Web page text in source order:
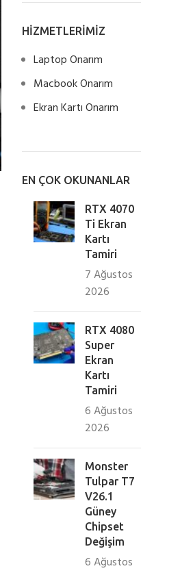
HİZMETLERİMİZ
Laptop Onarım
Macbook Onarım
Ekran Kartı Onarım
EN ÇOK OKUNANLAR
RTX 4070
Ti Ekran
Kartı
Tamiri
7 Ağustos
2026
RTX 4080
Super
Ekran
Kartı
Tamiri
6 Ağustos
2026
Monster
Tulpar T7
V26.1
Güney
Chipset
Değişim
6 Ağustos